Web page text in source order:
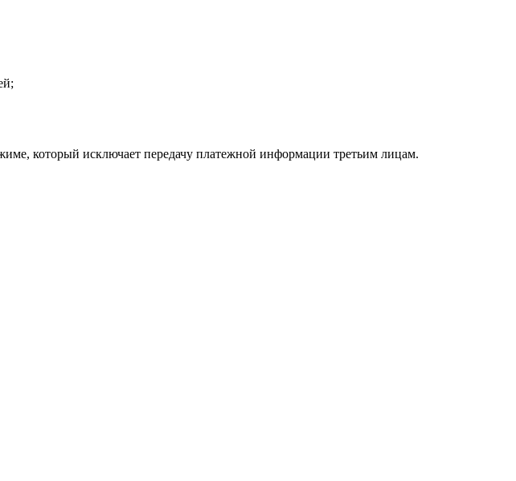
который исключает передачу платежной информации третьим лицам.